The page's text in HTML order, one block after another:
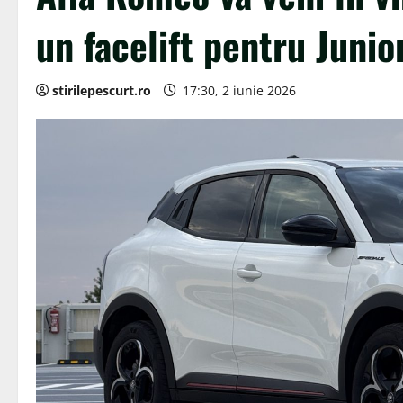
un facelift pentru
stirilepescurt.ro 17:30, 2 iunie 2026